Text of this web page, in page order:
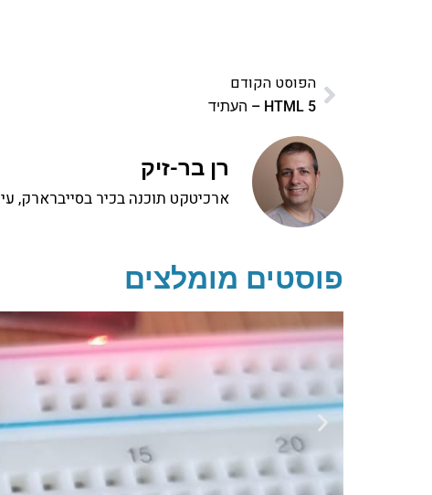
הפוסט הקודם
HTML 5 – העתיד
רן בר-זיק
ארכיטקט תוכנה בכיר בסייברארק,
פוסטים מומלצים